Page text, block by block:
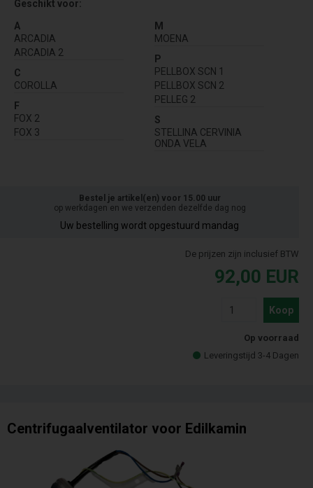
Geschikt voor:
A
ARCADIA
ARCADIA 2
C
COROLLA
F
FOX 2
FOX 3
M
MOENA
P
PELLBOX SCN 1
PELLBOX SCN 2
PELLEG 2
S
STELLINA CERVINIA
ONDA VELA
Bestel je artikel(en) voor 15.00 uur
op werkdagen en we verzenden dezelfde dag nog
Uw bestelling wordt opgestuurd mandag
De prijzen zijn inclusief BTW
92,00 EUR
Koop
Op voorraad
Leveringstijd 3-4 Dagen
Centrifugaalventilator voor Edilkamin